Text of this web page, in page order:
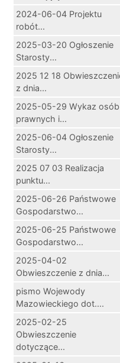
2024-06-04 Projektu
robót...
2025-03-20 Ogłoszenie
Starosty...
2025 12 18
z dnia...
2025-05-29 Wykaz osób
prawnych i...
2025-06-04 Ogłoszenie
Starosty...
2025 07 03 Realizacja
punktu...
2025-06-26 Państwowe
Gospodarstwo...
2025-06-25 Państwowe
Gospodarstwo...
2025-04-02
Obwieszczenie z dnia...
pismo Wojewody
Mazowieckiego dot....
2025-02-25
Obwieszczenie
dotyczące...